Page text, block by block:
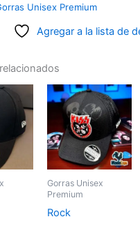
Unisex Premium
Agregar a la lista de
Gorras Unisex
Premium
Rock